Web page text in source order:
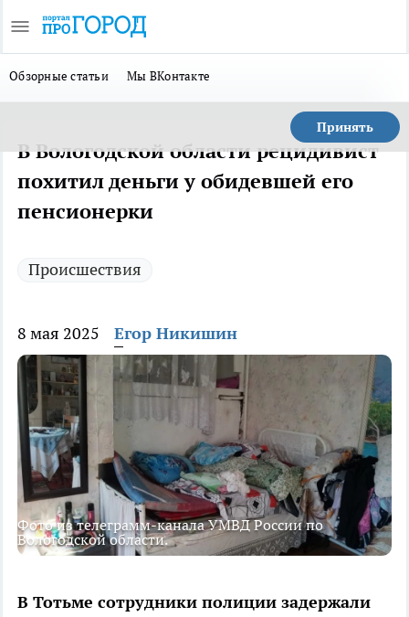
Обзорные статьи Мы ВКонтакте
Принять
В Вологодской области рецидивист
похитил деньги у обидевшей его
пенсионерки
Происшествия
8 мая 2025 Егор Никишин
Фото из телеграмм-канала УМВД России по
Вологодской области.
В Тотьме сотрудники полиции задержали